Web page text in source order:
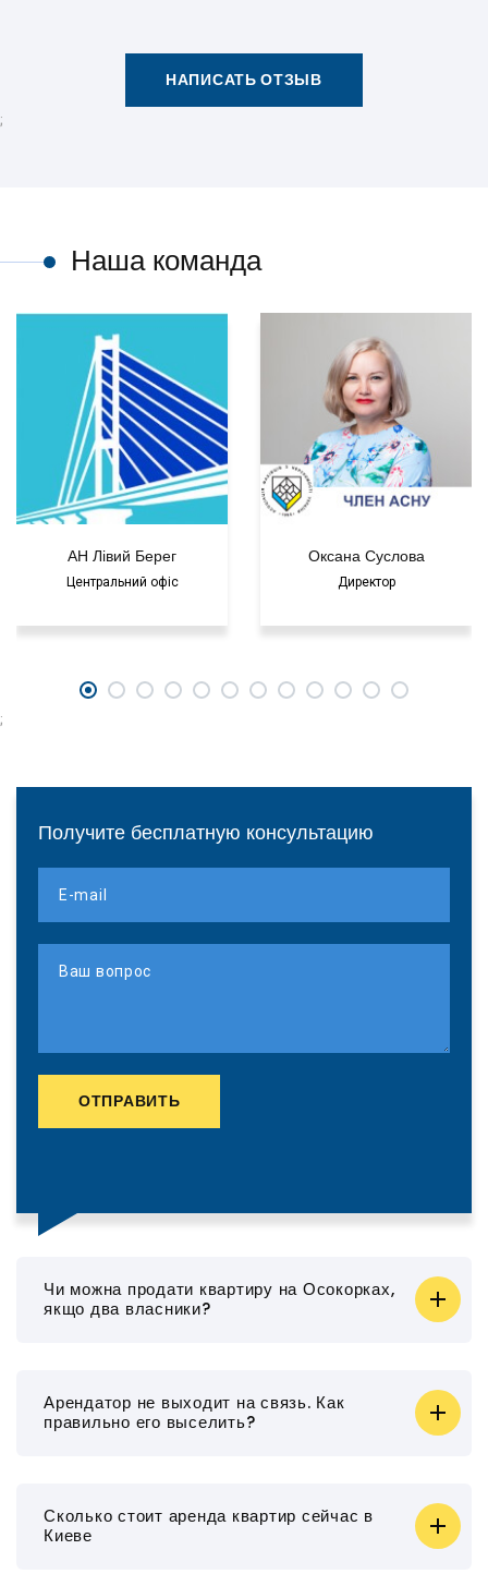
НАПИСАТЬ ОТЗЫВ
;
Наша команда
АН Лівий Берег
Центральний офіс
Оксана Суслова
Директор
;
Получите бесплатную консультацию
E-mail
Ваш вопрос
ОТПРАВИТЬ
Чи можна продати квартиру на Осокорках,
якщо два власники?
Арендатор не выходит на связь. Как
правильно его выселить?
Сколько стоит аренда квартир сейчас в
Киеве